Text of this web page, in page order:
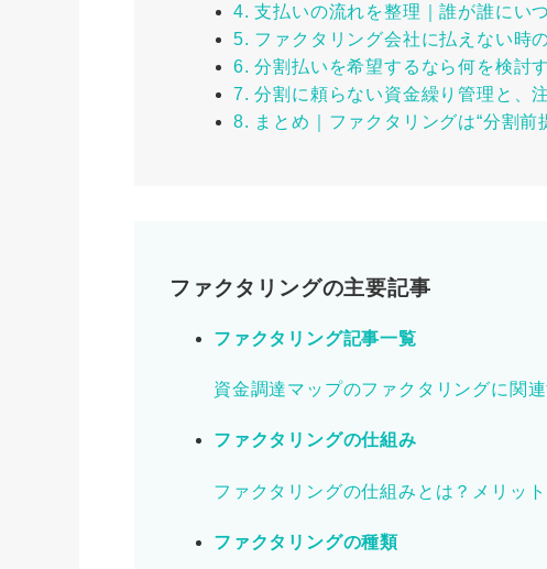
4. 支払いの流れを整理｜誰が誰にい
5. ファクタリング会社に払えない時
6. 分割払いを希望するなら何を検討
7. 分割に頼らない資金繰り管理と、
8. まとめ｜ファクタリングは“分割前
ファクタリングの主要記事
ファクタリング記事一覧
資金調達マップのファクタリングに関
ファクタリングの仕組み
ファクタリングの仕組みとは？メリッ
ファクタリングの種類